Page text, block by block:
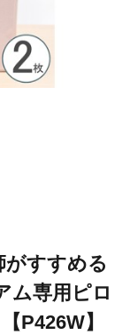
がすすめる
ム専用ピロ
P426W】